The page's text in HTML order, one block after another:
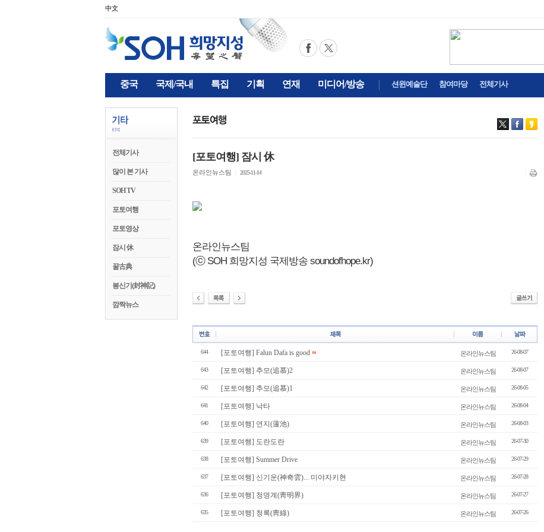
中文
중국 국제/국내 특집 기획 연재 미디어/방송 션윈예술단 참여마당 전체기사
전체기사
많이 본 기사
SOH TV
포토여행
포토영상
잠시 休
꿀古典
봉신기(封神記)
깜짝뉴스
[포토여행] 잠시 休
온라인뉴스팀 2025-11-14
온라인뉴스팀
(ⓒ SOH 희망지성 국제방송 soundofhope.kr)
644 [포토여행] Falun Dafa is good 온라인뉴스팀 26-08-07
643 [포토여행] 추모(追慕)2 온라인뉴스팀 26-08-07
642 [포토여행] 추모(追慕)1 온라인뉴스팀 26-08-05
641 [포토여행] 낙타 온라인뉴스팀 26-08-04
640 [포토여행] 연지(蓮池) 온라인뉴스팀 26-08-03
639 [포토여행] 도란도란 온라인뉴스팀 26-07-30
638 [포토여행] Summer Drive 온라인뉴스팀 26-07-29
637 [포토여행] 신기운(神奇雲)... 미야자키현 온라인뉴스팀 26-07-28
636 [포토여행] 청명계(靑明界) 온라인뉴스팀 26-07-27
635 [포토여행] 청록(靑綠) 온라인뉴스팀 26-07-26